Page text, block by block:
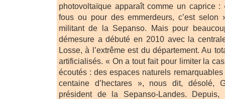
photovoltaïque apparaît comme un caprice
fous ou pour des emmerdeurs, c’est selon
militant de la Sepanso. Mais pour
démesure a débuté en 2010 avec la
Losse, à l’extrême est du département. Au
artificialisés. « On a tout fait pour limiter la
écoutés : des espaces naturels
centaine d’hectares », nous dit, désolé,
président de la Sepanso-Landes. Depuis,